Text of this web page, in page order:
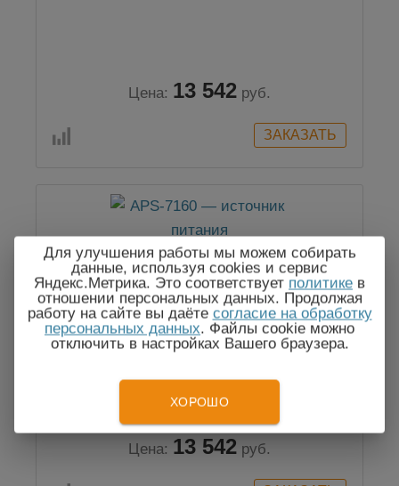
Цена: 13 542 руб.
APS-7160 — источник питания
Цена: 13 542 руб.
Для улучшения работы мы можем собирать
данные, используя cookies и сервис
Яндекс.Метрика. Это соответствует политике в
отношении персональных данных. Продолжая
работу на сайте вы даёте согласие на обработку
персональных данных. Файлы cookie можно
отключить в настройках Вашего браузера.
ХОРОШО